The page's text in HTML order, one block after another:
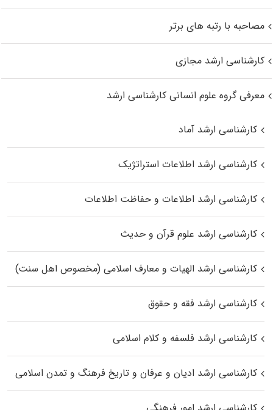
مصاحبه با رتبه های برتر
کارشناسی ارشد مجازی
معرفی گروه علوم انسانی کارشناسی ارشد
کارشناسی ارشد آماد
کارشناسی ارشد اطلاعات استراتژیک
کارشناسی ارشد اطلاعات و حفاظت اطلاعات
کارشناسی ارشد علوم قرآن و حدیث
کارشناسی ارشد الهیات و معارف اسلامی (مخصوص اهل سنت)
کارشناسی ارشد فقه و حقوق
کارشناسی ارشد فلسفه و کلام اسلامی
کارشناسی ارشد ادیان و عرفان و تاریخ فرهنگ و تمدن اسلامی